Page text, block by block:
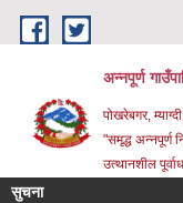
Skip to main content
अन्‍नपूर्ण
पोखरेबगर,
"समृद्ध अन्‍नपूर्ण
उत्थानशील
सुचना